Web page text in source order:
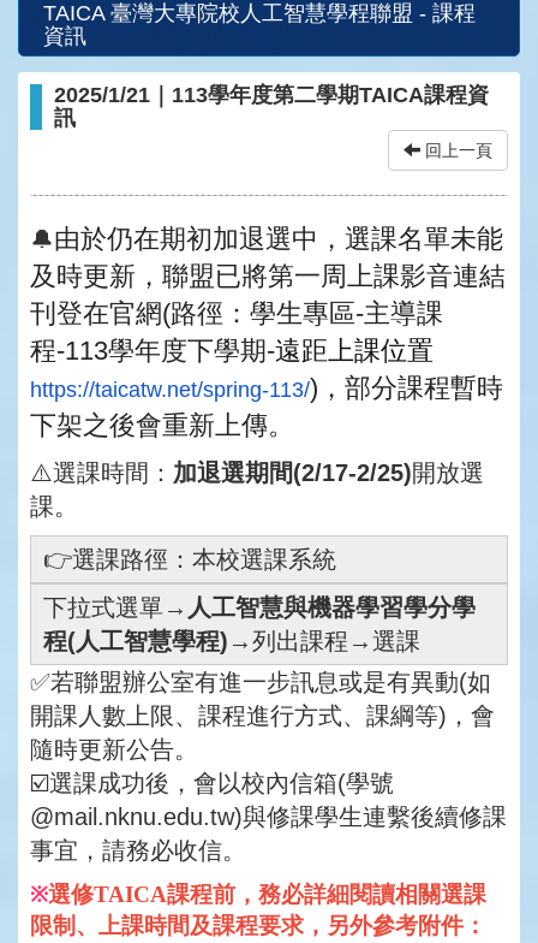
TAICA 臺灣大專院校人工智慧學程聯盟 - 課程
資訊
2025/1/21｜113學年度第二學期TAICA課程資
訊
回上一頁
🔔由於仍在期初加退選中， 選課名單未能
及時更新， 聯盟已將第一周上課影音連結
刊登在官網(路徑：學生專區-主導課
程-113學年度下學期-遠距上課位置
https://taicatw.net/spring-113/)，部分課程暫時
下架之後會重新上傳。
⚠️選課時間： 加退選期間(2/17-2/25)開放選
課。
👉選課路徑：本校選課系統
下拉式選單→ 人工智慧與機器學習學分學
程(人工智慧學程) →列出課程→選課
✅若聯盟辦公室有進一步訊息或是有異動(如
開課人數上限、課程進行方式、課綱等)，會
隨時更新公告。
☑️選課成功後，會以校內信箱(學號
@mail.nknu.edu.tw)與修課學生連繫後續修課
事宜，請務必收信。
※選修TAICA課程前，務必詳細閱讀相關選課
限制、上課時間及課程要求，另外參考附件：